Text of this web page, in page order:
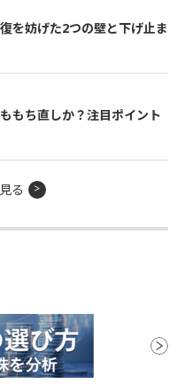
を妨げた2つの壁と下げ止ま
もち直しか？注目ポイント
る